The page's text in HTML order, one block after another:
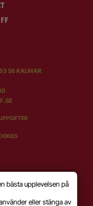
56 KALMAR
bästa upplevelsen på
eller stänga av